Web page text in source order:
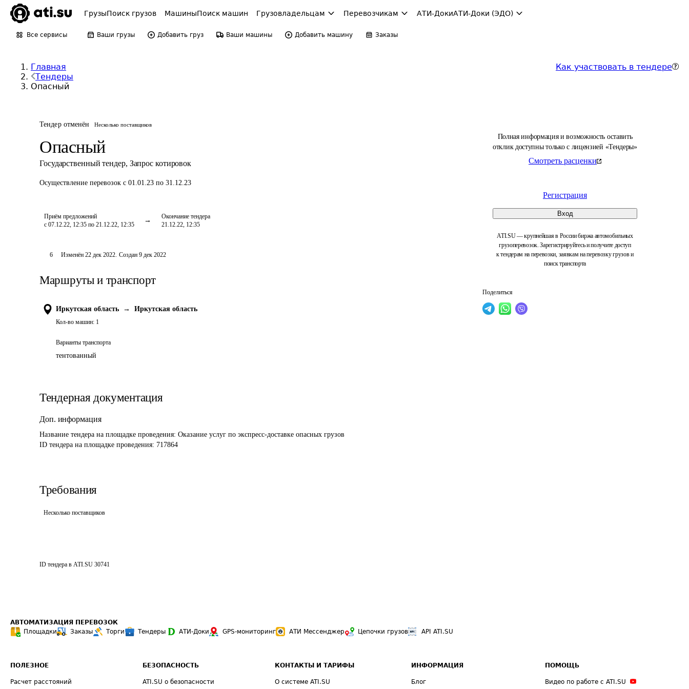
ГрузыПоиск грузов МашиныПоиск машин Грузовладельцам Перевозчикам АТИ-ДокиАТИ-Доки (ЭДО)
Все сервисы Ваши грузы Добавить груз Ваши машины Добавить машину Заказы
Главная
Тендеры
Опасный
Как участвовать в тендере
Тендер отменён Несколько поставщиков
Опасный
Государственный тендер, Запрос котировок
Осуществление перевозок с 01.01.23 по 31.12.23
Приём предложений
с 07.12.22, 12:35 по 21.12.22, 12:35
Окончание тендера
21.12.22, 12:35
Полная информация и возможность оставить
отклик доступны только с лицензией «Тендеры»
Смотреть расценки
Регистрация
Вход
ATI.SU — крупнейшая в России биржа автомобильных
грузоперевозок. Зарегистрируйтесь и получите доступ
к тендерам на перевозки, заявкам на перевозку грузов и
поиск транспорта
Поделиться
6 Изменён 22 дек 2022. Создан 9 дек 2022
Маршруты и транспорт
Иркутская область → Иркутская область
Кол-во машин: 1
Варианты транспорта
тентованный
Тендерная документация
Доп. информация
Название тендера на площадке проведения: Оказание услуг по экспресс-доставке опасных грузов
ID тендера на площадке проведения: 717864
Требования
Несколько поставщиков
ID тендера в ATI.SU 30741
АВТОМАТИЗАЦИЯ ПЕРЕВОЗОК
Площадки
Заказы Торги Тендеры АТИ-Доки GPS-мониторинг АТИ Мессенджер Цепочки грузов API ATI.SU
ПОЛЕЗНОЕ
Расчет расстояний
БЕЗОПАСНОСТЬ
ATI.SU о безопасности
КОНТАКТЫ И ТАРИФЫ
О системе ATI.SU
ИНФОРМАЦИЯ
Блог
ПОМОЩЬ
Видео по работе с ATI.SU